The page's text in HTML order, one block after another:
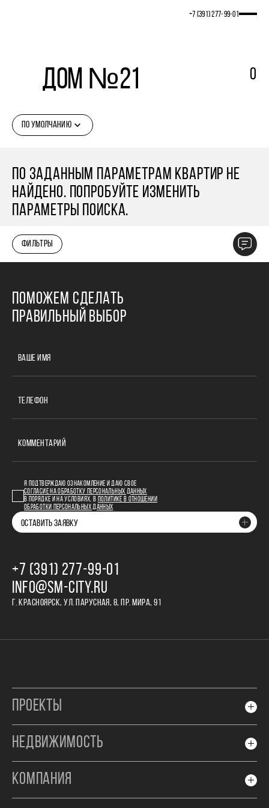
+7 (391) 277‒99‒01
Дом №21 0
ФИЛЬТРЫ
ПО УМОЛЧАНИЮ
ПО ЗАДАННЫМ ПАРАМЕТРАМ КВАРТИР НЕ
НАЙДЕНО. ПОПРОБУЙТЕ ИЗМЕНИТЬ
ПАРАМЕТРЫ ПОИСКА.
ПОМОЖЕМ СДЕЛАТЬ
ПРАВИЛЬНЫЙ ВЫБОР
ВАШЕ ИМЯ
ТЕЛЕФОН
КОММЕНТАРИЙ
Я ПОДТВЕРЖДАЮ ОЗНАКОМЛЕНИЕ И ДАЮ СВОЕ
СОГЛАСИЕ НА ОБРАБОТКУ ПЕРСОНАЛЬНЫХ ДАННЫХ
В ПОРЯДКЕ И НА УСЛОВИЯХ, В
ПОЛИТИКЕ В ОТНОШЕНИИ
ОБРАБОТКИ ПЕРСОНАЛЬНЫХ ДАННЫХ
ОСТАВИТЬ ЗАЯВКУ
+7 (391) 277‒99‒01
INFO@SM-CITY.RU
Г. КРАСНОЯРСК, УЛ. ПАРУСНАЯ, 8, ПР. МИРА, 91
ПРОЕКТЫ
НЕДВИЖИМОСТЬ
КОМПАНИЯ